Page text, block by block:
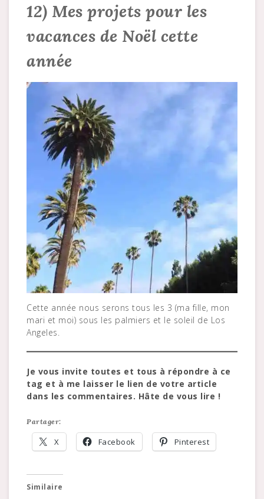
12) Mes projets pour les
vacances de Noël cette
année
Cette année nous serons tous les 3 (ma fille, mon
mari et moi) sous les palmiers et le soleil de Los
Angeles.
Je vous invite toutes et tous à répondre à ce
tag et à me laisser le lien de votre article
dans les commentaires. Hâte de vous lire !
Partager:
X Facebook Pinterest
Similaire